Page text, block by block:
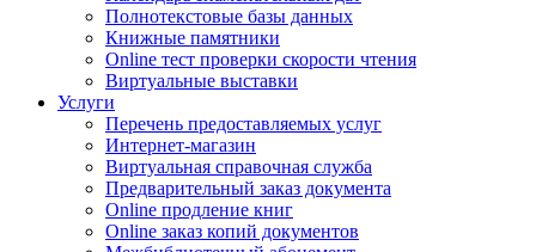
Полнотекстовые базы данных
Книжные памятники
Online тест проверки скорости чтения
Виртуальные выставки
Услуги
Перечень предоставляемых услуг
Интернет-магазин
Виртуальная справочная служба
Предварительный заказ документа
Online продление книг
Online заказ копий документов